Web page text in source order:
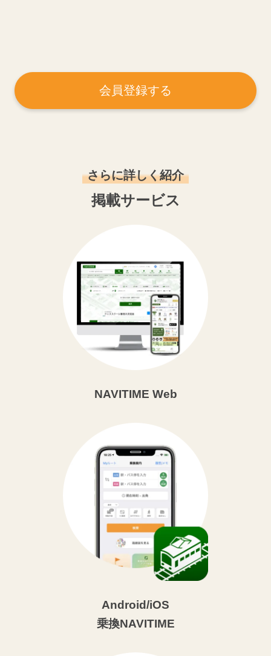
会員登録する
さらに詳しく紹介
掲載サービス
NAVITIME Web
Android/iOS
乗換NAVITIME